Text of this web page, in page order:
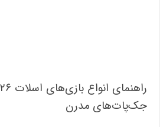
جک‌پات‌های مدرن